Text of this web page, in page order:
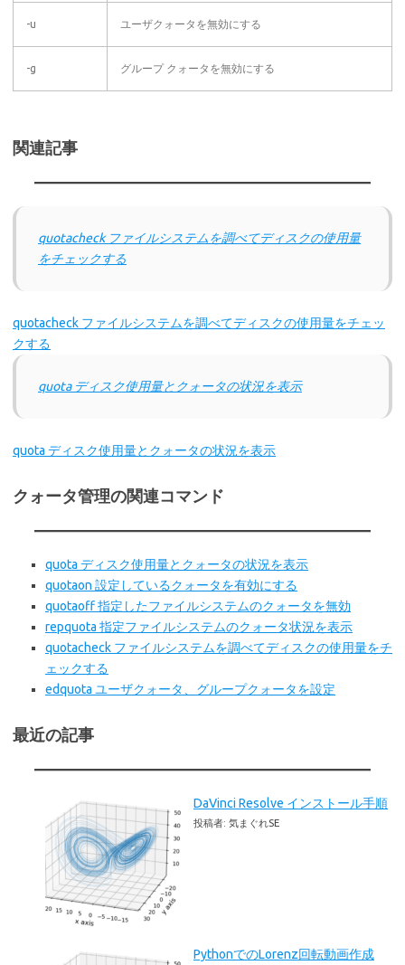
-u ユーザクォータを無効にする
-g グループ クォータを無効にする
関連記事
quotacheck ファイルシステムを調べてディスクの使用量
をチェックする
quotacheck ファイルシステムを調べてディスクの使用量をチェッ
クする
quota ディスク使用量とクォータの状況を表示
quota ディスク使用量とクォータの状況を表示
クォータ管理の関連コマンド
quota ディスク使用量とクォータの状況を表示
quotaon 設定しているクォータを有効にする
quotaoff 指定したファイルシステムのクォータを無効
repquota 指定ファイルシステムのクォータ状況を表示
quotacheck ファイルシステムを調べてディスクの使用量をチ
ェックする
edquota ユーザクォータ、グループクォータを設定
最近の記事
DaVinci Resolve インストール手順
投稿者: 気まぐれSE
PythonでのLorenz回転動画作成